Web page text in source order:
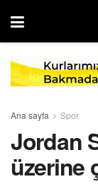
Ana sayfa Spor
Jordan
üzerine